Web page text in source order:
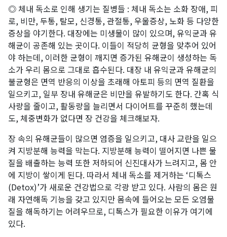
◎ 체내 독소로 인해 생기는 질병들 : 체내 독소는 소화 장애, 피
로, 비만, 두통, 탈모, 신경통, 관절통, 우울증상, 노화 등 다양한
증상을 야기한다. 대장에는 미생물이 많이 있으며, 유익균과 유
해균이 공존해 있는 곳이다. 이들이 적당히 균형을 맞추어 있어
야 하는데, 이러한 균형이 깨지면 증가된 유해균이 생성하는 독
소가 우리 몸으로 그대로 흡수된다. 대장 내 유익균과 유해균의
불균형은 면역 반응의 이상을 초래해 아토피 등의 면역 질환을
일으키고, 일부 장내 유해균은 비만을 유발하기도 한다. 간혹 식
사량을 줄이고, 활동량을 늘리면서 다이어트를 꾸준히 했는데
도, 체중변화가 없다면 장 건강을 체크해보자.
장 속의 유해균들이 많으면 염증을 일으키고, 대사 교란을 일으
켜 지방분해 능력을 막는다. 지방분해 능력이 떨어지면 나쁜 물
질을 배출하는 능력 또한 저하되어 신진대사가 느려지고, 몸 안
에 지방이 쌓이게 된다. 따라서 체내 독소를 제거하는 ‘디톡스
(Detox)’가 새로운 건강법으로 각광 받고 있다. 사람의 몸은 원
래 자연해독 기능을 갖고 있지만 몸속에 들어오는 모든 오염물
질을 해독하기는 어려우므로, 디톡스가 필요한 이유가 여기에
있다.